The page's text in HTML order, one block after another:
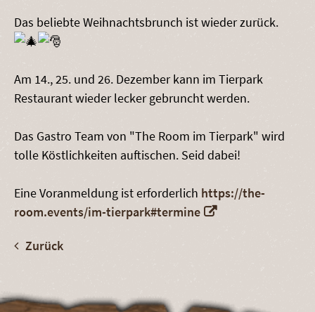
Das beliebte Weihnachtsbrunch ist wieder zurück.
Am 14., 25. und 26. Dezember kann im Tierpark
Restaurant wieder lecker gebruncht werden.
Das Gastro Team von "The Room im Tierpark" wird
tolle Köstlichkeiten auftischen. Seid dabei!
Eine Voranmeldung ist erforderlich https://the-
room.events/im-tierpark#termine
Zurück